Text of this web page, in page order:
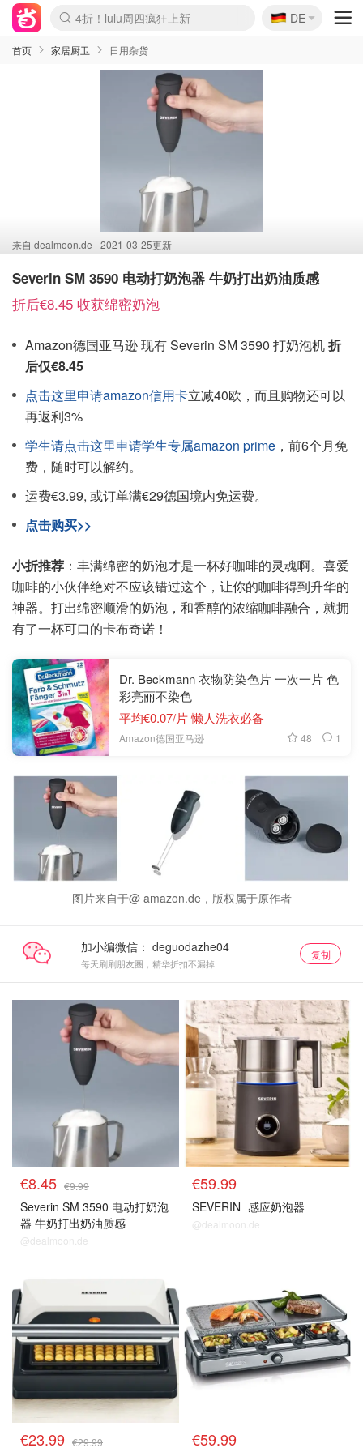
Boticinal 夏促开抢！
4折！lulu周四疯狂上新
还没结束！&OtherStories大促
Joybuy变相75折 随时失效
速领！Stanley独家85折
疑似霸哥！Camper额外叠85折
Zalando 奥莱闪促！每日更新
Moncler反季囤！5折起+叠9折
Coach Brooklyn仅€192
🇩🇪
DE
首页 家居厨卫 日用杂货
来自 dealmoon.de 2021-03-25更新
Severin SM 3590 电动打奶泡器 牛奶打出奶油质感
折后€8.45 收获绵密奶泡
Amazon德国亚马逊 现有 Severin SM 3590 打奶泡机折
后仅€8.45
点击这里申请amazon信用卡立减40欧，而且购物还可以
再返利3%
学生请点击这里申请学生专属amazon prime ，前6个月免
费，随时可以解约。
运费€3.99, 或订单满€29德国境内免运费。
点击购买>>
小折推荐 ：丰满绵密的奶泡才是一杯好咖啡的灵魂啊。喜爱
咖啡的小伙伴绝对不应该错过这个，让你的咖啡得到升华的
神器。打出绵密顺滑的奶泡，和香醇的浓缩咖啡融合，就拥
有了一杯可口的卡布奇诺！
Dr. Beckmann 衣物防染色片 一次一片 色
彩亮丽不染色
平均€0.07/片 懒人洗衣必备
Amazon德国亚马逊 48 1
图片来自于@ amazon.de，版权属于原作者
加小编微信：
每天刷刷朋友圈，精华折扣不漏掉
复制
€8.45 €9.99
Severin SM 3590 电动打奶泡
器 牛奶打出奶油质感
@dealmoon.de
€59.99
SEVERIN 感应奶泡器
@dealmoon.de
€23.99 €29.99 €59.99